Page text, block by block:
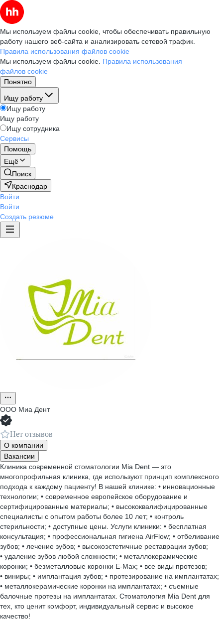
Мы используем файлы cookie, чтобы обеспечивать правильную
работу нашего веб-сайта и анализировать сетевой трафик.
Правила использования файлов cookie
Мы используем файлы cookie. Правила использования
файлов cookie
Понятно
Ищу работу
Ищу работу
Ищу работу
Ищу сотрудника
Сервисы
Помощь
Ещё
Поиск
Краснодар
Войти
Войти
Создать резюме
ООО Миа Дент
Нет отзывов
О компании
Вакансии
Клиника современной стоматологии Mia Dent — это
многопрофильная клиника, где используют принцип комплексного
подхода к каждому пациенту! В нашей клинике: • инновационные
технологии; • современное европейское оборудование и
сертифицированные материалы; • высококвалифицированные
специалисты с опытом работы более 10 лет; • контроль
стерильности; • доступные цены. Услуги клиники: • бесплатная
консультация; • профессиональная гигиена AirFlow; • отбеливание
зубов; • лечение зубов; • высокоэстетичные реставрации зубов;
• удаление зубов любой сложности; • металлокерамические
коронки; • безметалловые коронки E-Max; • все виды протезов;
• виниры; • имплантация зубов; • протезирование на имплантатах;
• металлокерамические коронки на имплантатах; • съемные
балочные протезы на имплантатах. Стоматология Mia Dent для
тех, кто ценит комфорт, индивидуальный сервис и высокое
качество!